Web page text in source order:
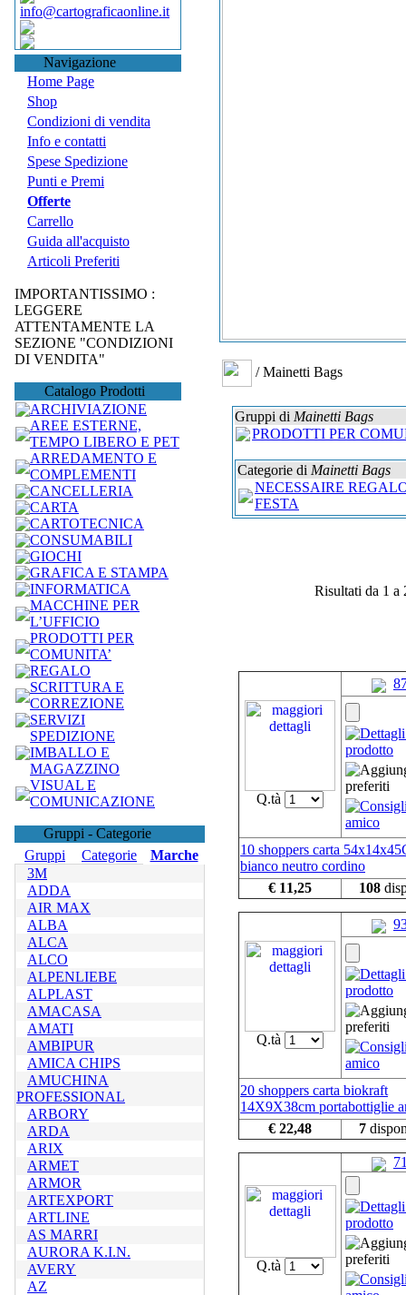
info@cartograficaonline.it
Navigazione
Home Page
Shop
Condizioni di vendita
Info e contatti
Spese Spedizione
Punti e Premi
Offerte
Carrello
Guida all'acquisto
Articoli Preferiti
IMPORTANTISSIMO :
LEGGERE
ATTENTAMENTE LA
SEZIONE "CONDIZIONI
DI VENDITA"
Catalogo Prodotti
ARCHIVIAZIONE
AREE ESTERNE,
TEMPO LIBERO E PET
ARREDAMENTO E
COMPLEMENTI
CANCELLERIA
CARTA
CARTOTECNICA
CONSUMABILI
GIOCHI
GRAFICA E STAMPA
INFORMATICA
MACCHINE PER
L’UFFICIO
PRODOTTI PER
COMUNITA’
REGALO
SCRITTURA E
CORREZIONE
SERVIZI
SPEDIZIONE
IMBALLO E
MAGAZZINO
VISUAL E
COMUNICAZIONE
Gruppi - Categorie
Gruppi
Categorie
Marche
3M
ADDA
AIR MAX
ALBA
ALCA
ALCO
ALPENLIEBE
ALPLAST
AMACASA
AMATI
AMBIPUR
AMICA CHIPS
AMUCHINA
PROFESSIONAL
ARBORY
ARDA
ARIX
ARMET
ARMOR
ARTEXPORT
ARTLINE
AS MARRI
AURORA K.I.N.
AVERY
AZ
/ Mainetti Bags
Gruppi di Mainetti Bags
PRODOTTI PER
Categorie di Mainetti Bags
NECESSAIRE
FESTA
Risultati da 1 a
Q.tà
10 shoppers carta
bianco neutro cordino
€ 11,25
108
Q.tà
20 shoppers carta biokraft
14X9X38cm portabottiglie
€ 22,48
7
Q.tà